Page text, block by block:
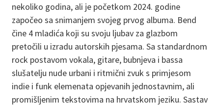
nekoliko godina, ali je početkom 2024. godine
započeo sa snimanjem svojeg prvog albuma. Bend
čine 4 mladića koji su svoju ljubav za glazbom
pretočili u izradu autorskih pjesama. Sa standardnom
rock postavom vokala, gitare, bubnjeva i bassa
slušatelju nude urbani i ritmični zvuk s primjesom
indie i funk elemenata opjevanih jednostavnim, ali
promišljenim tekstovima na hrvatskom jeziku. Sastav